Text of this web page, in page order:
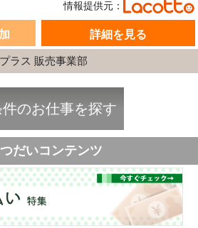
情報提供元：
詳細を見る
ラス 販売事業部
のお仕事を探す
だいコンテンツ